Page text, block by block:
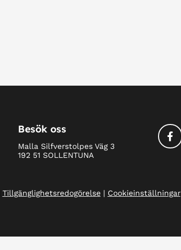
Besök oss
Malla Silfverstolpes Väg 3
192 51 SOLLENTUNA
Tillgänglighetsredogörelse | Cookieinställningar